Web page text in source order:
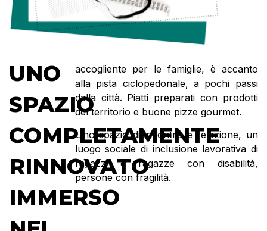
UNO
SPAZIO
COMPLETAMENTE
RINNOVATO
IMMERSO
accogliente per le famiglie, è accanto
alla pista ciclopedonale, a pochi passi
dalla città. Piatti preparati con prodotti
del territorio e buone pizze gourmet.
Uno spazio di incontro e relazione, un
luogo sociale di inclusione lavorativa di
ragazzi e ragazze con disabilità,
persone con fragilità.